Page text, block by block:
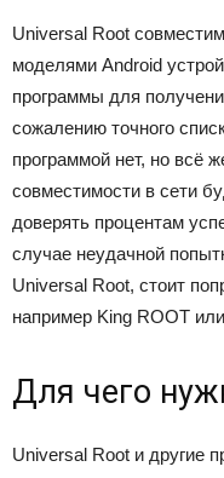
Universal Root
моделями Android
программы для
сожалению точного
программой нет, но всё
совместимости в сети
доверять процентам
случае неудачной
Universal Root, стоит
например King ROOT
Для чего
Universal Root и другие